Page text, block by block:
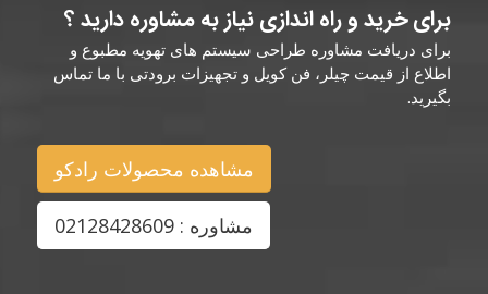
برای خرید و راه اندازی نیاز به مشاوره دارید ؟
برای دریافت مشاوره طراحی سیستم های تهویه مطبوع و
اطلاع از قیمت چیلر، فن کویل و تجهیزات برودتی با ما تماس
بگیرید.
مشاهده محصولات رادکو
مشاوره : 02128428609